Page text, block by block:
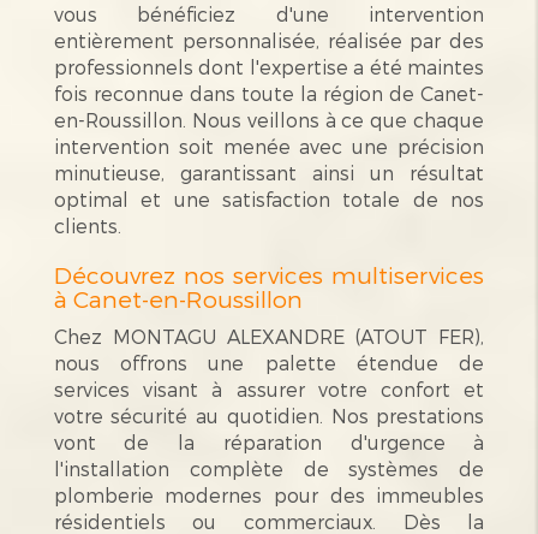
vous bénéficiez d'une intervention
entièrement personnalisée, réalisée par des
professionnels dont l'expertise a été maintes
fois reconnue dans toute la région de Canet-
en-Roussillon. Nous veillons à ce que chaque
intervention soit menée avec une précision
minutieuse, garantissant ainsi un résultat
optimal et une satisfaction totale de nos
clients.
Découvrez nos services multiservices
à Canet-en-Roussillon
Chez MONTAGU ALEXANDRE (ATOUT FER),
nous offrons une palette étendue de
services visant à assurer votre confort et
votre sécurité au quotidien. Nos prestations
vont de la réparation d'urgence à
l'installation complète de systèmes de
plomberie modernes pour des immeubles
résidentiels ou commerciaux. Dès la